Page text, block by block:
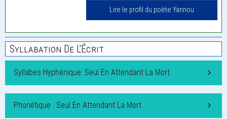
Lire le profil du poète Yannou
Syllabation De L'Écrit
Syllabes Hyphénique: Seul En Attendant La Mort
Phonétique : Seul En Attendant La Mort